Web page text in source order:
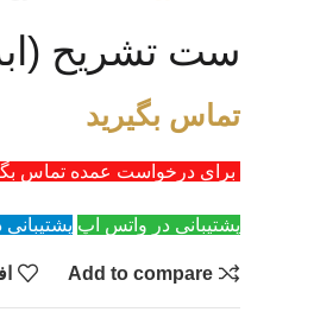
ست تشریح
تماس بگیرید
برای درخواست عمده تماس بگیرید ۰۹۲۱۲۱۴۳۶۸۱ -
پشتیبانی در واتس اپ پشتیبانی
Add to compare